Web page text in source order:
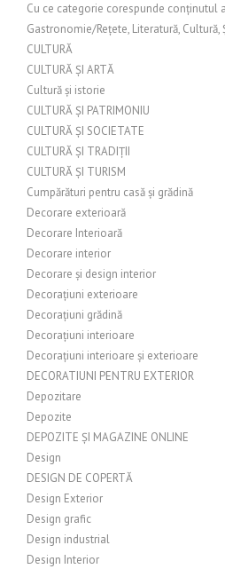
Cu ce categorie corespunde conținutul
Gastronomie/Rețete, Literatură, Cultură,
CULTURĂ
CULTURĂ ȘI ARTĂ
Cultură și istorie
CULTURĂ ȘI PATRIMONIU
CULTURĂ ȘI SOCIETATE
CULTURĂ ȘI TRADIȚII
CULTURĂ ȘI TURISM
Cumpărături pentru casă și grădină
Decorare exterioară
Decorare Interioară
Decorare interior
Decorare și design interior
Decorațiuni exterioare
Decorațiuni grădină
Decorațiuni interioare
Decorațiuni interioare și exterioare
DECORATIUNI PENTRU EXTERIOR
Depozitare
Depozite
DEPOZITE ȘI MAGAZINE ONLINE
Design
DESIGN DE COPERTĂ
Design Exterior
Design grafic
Design industrial
Design Interior